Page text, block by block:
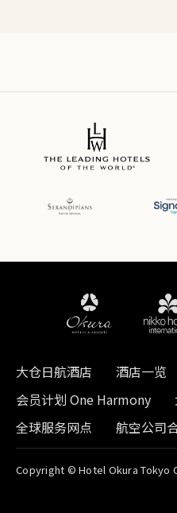
大仓日航酒店
酒店一览
会员计划 One Harmony
全球服务网点
航空公司
Copyright © Hotel Okura Tokyo